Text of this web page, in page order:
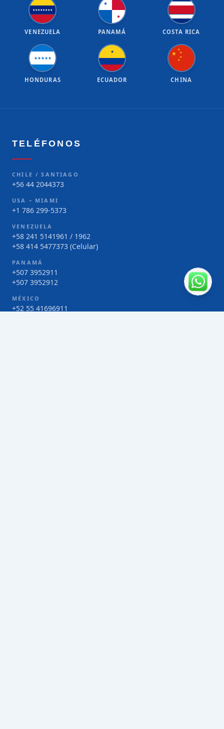
★★★★★★★★
VENEZUELA
★
★
PANAMÁ COSTA RICA
★★★★★
HONDURAS
★
ECUADOR
★
★
★
★
★
CHINA
TELÉFONOS
CHILE / SANTIAGO
+56 44 2044373
USA – MIAMI
+1 786 299-5373
VENEZUELA
+58 241 5141961 / 1962
+58 414 5477373 (Celular)
PANAMÁ
+507 3952911
+507 3952912
MÉXICO
+52 55 41696911